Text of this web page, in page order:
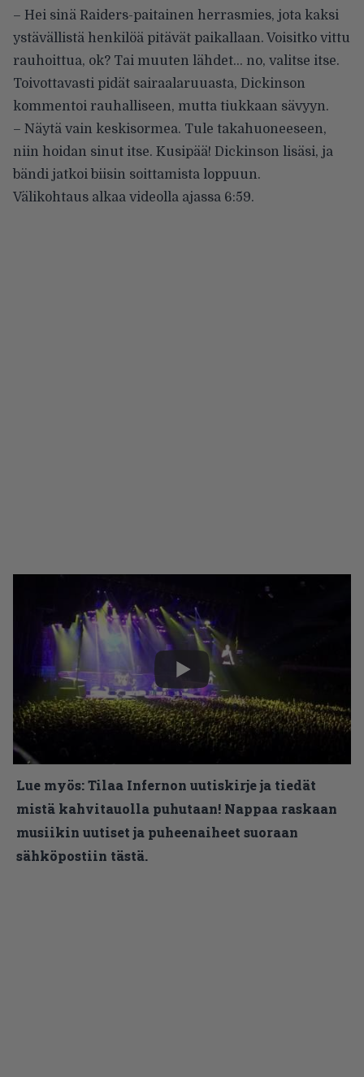
– Hei sinä Raiders-paitainen herrasmies, jota kaksi
ystävällistä henkilöä pitävät paikallaan. Voisitko vittu
rauhoittua, ok? Tai muuten lähdet… no, valitse itse.
Toivottavasti pidät sairaalaruuasta, Dickinson
kommentoi rauhalliseen, mutta tiukkaan sävyyn.
– Näytä vain keskisormea. Tule takahuoneeseen,
niin hoidan sinut itse. Kusipää! Dickinson lisäsi, ja
bändi jatkoi biisin soittamista loppuun.
Välikohtaus alkaa videolla ajassa 6:59.
Lue myös:Tilaa Infernon uutiskirje ja tiedät
mistä kahvitauolla puhutaan! Nappaa raskaan
musiikin uutiset ja puheenaiheet suoraan
sähköpostiin tästä.